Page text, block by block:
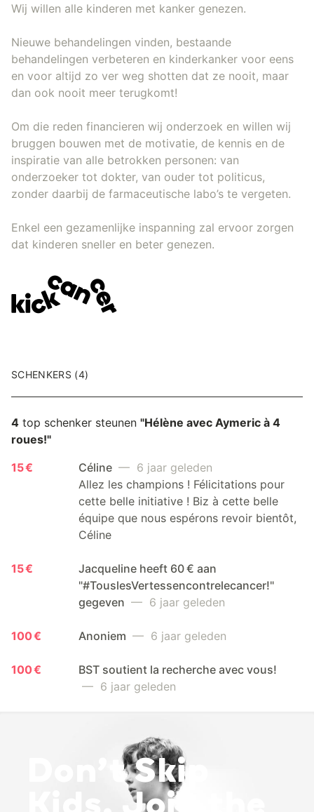
Wij willen alle kinderen met kanker genezen.
Nieuwe behandelingen vinden, bestaande
behandelingen verbeteren en kinderkanker voor eens
en voor altijd zo ver weg shotten dat ze nooit, maar
dan ook nooit meer terugkomt!
Om die reden financieren wij onderzoek en willen wij
bruggen bouwen met de motivatie, de kennis en de
inspiratie van alle betrokken personen: van
onderzoeker tot dokter, van ouder tot politicus,
zonder daarbij de farmaceutische labo’s te vergeten.
Enkel een gezamenlijke inspanning zal ervoor zorgen
dat kinderen sneller en beter genezen.
SCHENKERS (4)
4 top schenker steunen "Hélène avec Aymeric à 4
roues!"
15 €
Céline — 6 jaar geleden
Allez les champions ! Félicitations pour
cette belle initiative ! Biz à cette belle
équipe que nous espérons revoir bientôt,
Céline
15 €
Jacqueline heeft 60 € aan
"#TouslesVertessencontrelecancer!"
gegeven — 6 jaar geleden
100 € Anoniem — 6 jaar geleden
100 €
BST soutient la recherche avec vous!
— 6 jaar geleden
Don’t Skip